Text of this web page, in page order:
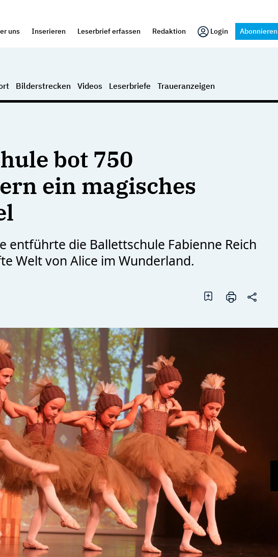
uns Inserieren Leserbrief erfassen Redaktion Login Abonnieren
Bilderstrecken Videos Leserbriefe Traueranzeigen
bot 750
ein magisches
entführte die Ballettschule Fabienne Reich
Welt von Alice im Wunderland.